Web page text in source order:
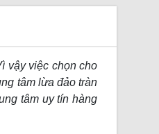
vậy việc chọn cho
tâm lừa đảo tràn
tâm uy tín hàng